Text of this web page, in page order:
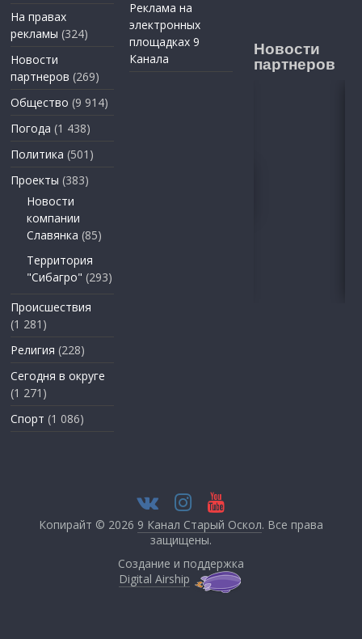
На правах
рекламы (324)
Новости
партнеров (269)
Общество (9 914)
Погода (1 438)
Политика (501)
Проекты (383)
Новости
компании
Славянка (85)
Территория
"Сибагро" (293)
Происшествия
(1 281)
Религия (228)
Сегодня в округе
(1 271)
Спорт (1 086)
Реклама на
электронных
площадках 9
Канала
Новости
партнеров
Копирайт © 2026 9 Канал Старый Оскол. Все права
защищены.
Создание и поддержка
Digital Airship